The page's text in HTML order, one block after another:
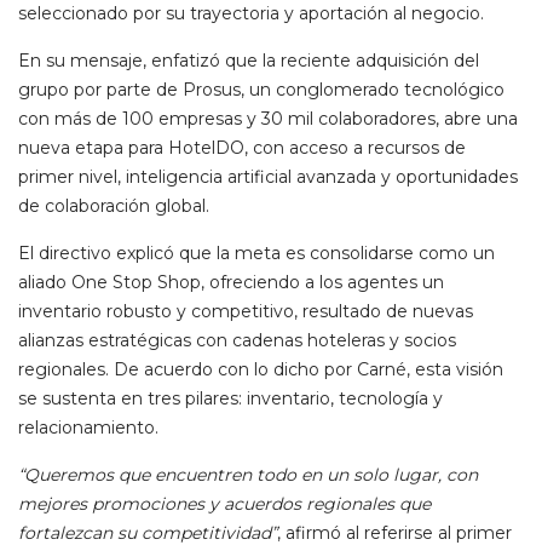
seleccionado por su trayectoria y aportación al negocio.
En su mensaje, enfatizó que la reciente adquisición del
grupo por parte de Prosus, un conglomerado tecnológico
con más de 100 empresas y 30 mil colaboradores, abre una
nueva etapa para HotelDO, con acceso a recursos de
primer nivel, inteligencia artificial avanzada y oportunidades
de colaboración global.
El directivo explicó que la meta es consolidarse como un
aliado One Stop Shop, ofreciendo a los agentes un
inventario robusto y competitivo, resultado de nuevas
alianzas estratégicas con cadenas hoteleras y socios
regionales. De acuerdo con lo dicho por Carné, esta visión
se sustenta en tres pilares: inventario, tecnología y
relacionamiento.
“Queremos que encuentren todo en un solo lugar, con
mejores promociones y acuerdos regionales que
fortalezcan su competitividad”, afirmó al referirse al primer